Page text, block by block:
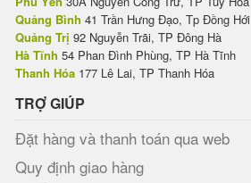
Quảng Bình 41 Trần Hưng Đạo, Tp Đồng Hới
Quảng Trị 92 Nguyễn Trãi, TP Đông Hà
Hà Tĩnh 54 Phan Đình Phùng, TP Hà Tĩnh
Thanh Hóa 177 Lê Lai, TP Thanh Hóa
TRỢ GIÚP
Đặt hàng và thanh toán qua web
Quy định giao hàng